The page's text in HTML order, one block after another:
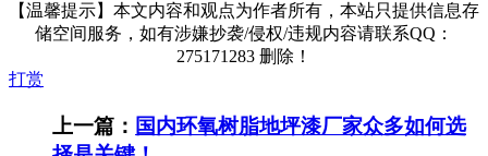
【温馨提示】本文内容和观点为作者所有，本站只提供信息存
储空间服务，如有涉嫌抄袭/侵权/违规内容请联系QQ：
275171283 删除！
打赏
上一篇： 国内环氧树脂地坪漆厂家众多如何选